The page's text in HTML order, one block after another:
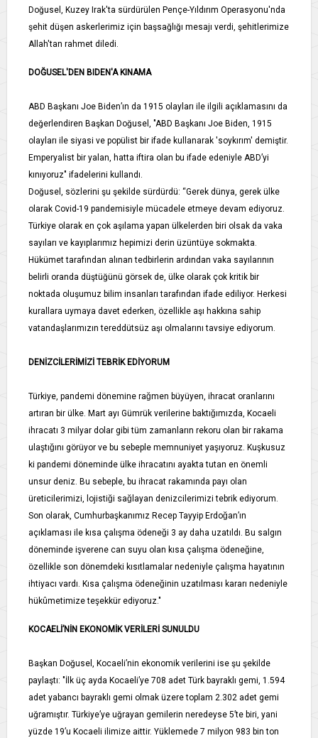
Doğusel, Kuzey Irak'ta sürdürülen Pençe-Yıldırım Operasyonu'nda
şehit düşen askerlerimiz için başsağlığı mesajı verdi, şehitlerimize
Allah'tan rahmet diledi.
DOĞUSEL'DEN BIDEN'A KINAMA
ABD Başkanı Joe Biden’ın da 1915 olayları ile ilgili açıklamasını da
değerlendiren Başkan Doğusel, "ABD Başkanı Joe Biden, 1915
olayları ile siyasi ve popülist bir ifade kullanarak 'soykırım' demiştir.
Emperyalist bir yalan, hatta iftira olan bu ifade edeniyle ABD’yi
kınıyoruz" ifadelerini kullandı.
Doğusel, sözlerini şu şekilde sürdürdü: “Gerek dünya, gerek ülke
olarak Covid-19 pandemisiyle mücadele etmeye devam ediyoruz.
Türkiye olarak en çok aşılama yapan ülkelerden biri olsak da vaka
sayıları ve kayıplarımız hepimizi derin üzüntüye sokmakta.
Hükümet tarafından alınan tedbirlerin ardından vaka sayılarının
belirli oranda düştüğünü görsek de, ülke olarak çok kritik bir
noktada oluşumuz bilim insanları tarafından ifade ediliyor. Herkesi
kurallara uymaya davet ederken, özellikle aşı hakkına sahip
vatandaşlarımızın tereddütsüz aşı olmalarını tavsiye ediyorum.
DENİZCİLERİMİZİ TEBRİK EDİYORUM
Türkiye, pandemi dönemine rağmen büyüyen, ihracat oranlarını
artıran bir ülke. Mart ayı Gümrük verilerine baktığımızda, Kocaeli
ihracatı 3 milyar dolar gibi tüm zamanların rekoru olan bir rakama
ulaştığını görüyor ve bu sebeple memnuniyet yaşıyoruz. Kuşkusuz
ki pandemi döneminde ülke ihracatını ayakta tutan en önemli
unsur deniz. Bu sebeple, bu ihracat rakamında payı olan
üreticilerimizi, lojistiği sağlayan denizcilerimizi tebrik ediyorum.
Son olarak, Cumhurbaşkanımız Recep Tayyip Erdoğan’ın
açıklaması ile kısa çalışma ödeneği 3 ay daha uzatıldı. Bu salgın
döneminde işverene can suyu olan kısa çalışma ödeneğine,
özellikle son dönemdeki kısıtlamalar nedeniyle çalışma hayatının
ihtiyacı vardı. Kısa çalışma ödeneğinin uzatılması kararı nedeniyle
hükûmetimize teşekkür ediyoruz."
KOCAELİ’NİN EKONOMİK VERİLERİ SUNULDU
Başkan Doğusel, Kocaeli’nin ekonomik verilerini ise şu şekilde
paylaştı: "İlk üç ayda Kocaeli’ye 708 adet Türk bayraklı gemi, 1.594
adet yabancı bayraklı gemi olmak üzere toplam 2.302 adet gemi
uğramıştır. Türkiye’ye uğrayan gemilerin neredeyse 5’te biri, yani
yüzde 19’u Kocaeli ilimize aittir. Yüklemede 7 milyon 983 bin ton